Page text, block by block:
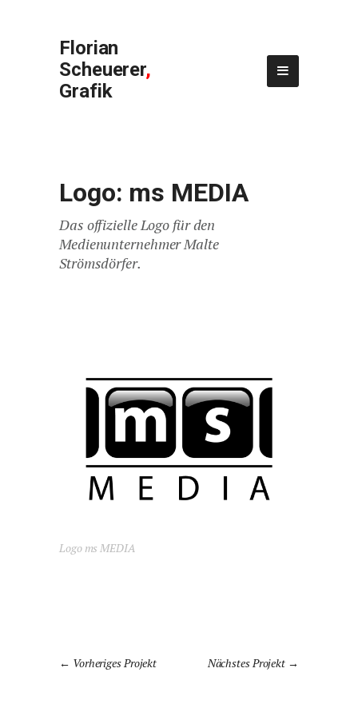
Florian
Scheuerer,
Grafik
Logo: ms MEDIA
Das offizielle Logo für den
Medienunternehmer Malte
Strömsdörfer.
Logo ms MEDIA
Vorheriges Projekt Nächstes Projekt